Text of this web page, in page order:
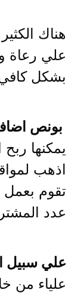
هناك
علي رعاة
بشكل كافي
بونص
يمكنها
اذهب
تقوم بعمل
عدد
علي سبيل
علياء من